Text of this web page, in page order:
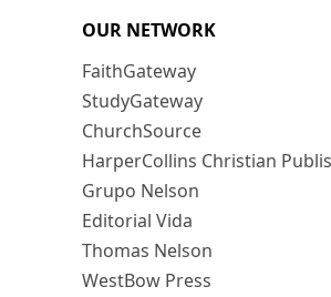
OUR NETWORK
FaithGateway
StudyGateway
ChurchSource
HarperCollins Christian
Grupo Nelson
Editorial Vida
Thomas Nelson
WestBow Press